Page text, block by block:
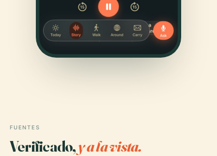
FUENTES
Verificado,y a la vista.